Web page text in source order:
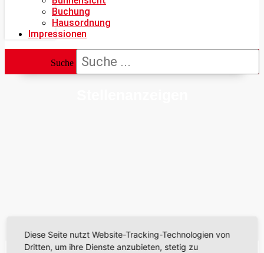
Buchung
Hausordnung
Impressionen
Suche
Diese Seite nutzt Website-Tracking-Technologien von
Dritten, um ihre Dienste anzubieten, stetig zu